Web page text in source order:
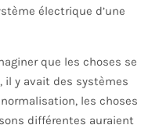
électrique d’une
que les choses se
y avait des systèmes
les choses
différentes auraient